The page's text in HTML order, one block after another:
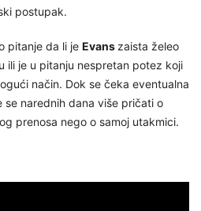
postupak.
pitanje da li je Evans zaista želeo
ili je u pitanju nespretan potez koji
način. Dok se čeka eventualna
se narednih dana više pričati o
prenosa nego o samoj utakmici.